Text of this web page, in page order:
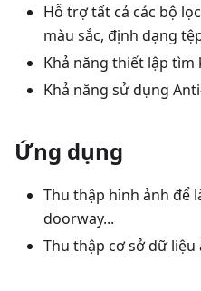
Hỗ trợ tất cả các bộ
màu sắc, định dạng
Khả năng thiết lập tìm
Khả năng sử dụng
Ứng dụng
Thu thập hình ảnh để
doorway...
Thu thập cơ sở dữ